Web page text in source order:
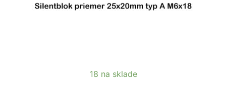
18 na sklade